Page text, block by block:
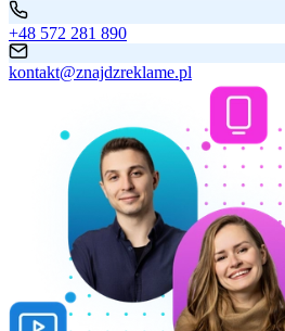
+48 572 281 890
kontakt@znajdzreklame.pl